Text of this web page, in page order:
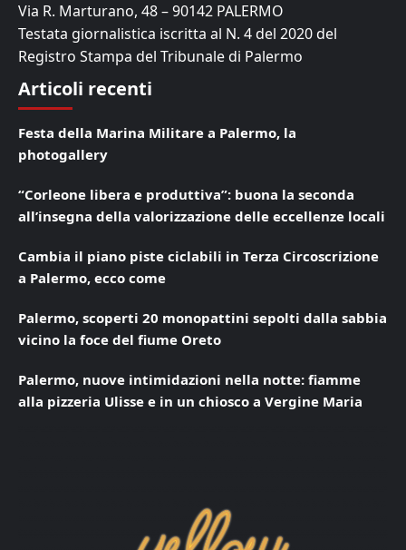
Via R. Marturano, 48 – 90142 PALERMO
Testata giornalistica iscritta al N. 4 del 2020 del
Registro Stampa del Tribunale di Palermo
Articoli recenti
Festa della Marina Militare a Palermo, la
photogallery
“Corleone libera e produttiva”: buona la seconda
all’insegna della valorizzazione delle eccellenze locali
Cambia il piano piste ciclabili in Terza Circoscrizione
a Palermo, ecco come
Palermo, scoperti 20 monopattini sepolti dalla sabbia
vicino la foce del fiume Oreto
Palermo, nuove intimidazioni nella notte: fiamme
alla pizzeria Ulisse e in un chiosco a Vergine Maria